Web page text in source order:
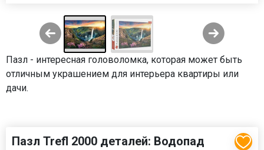
Пазл - интересная головоломка, которая может быть
отличным украшением для интерьера квартиры или
дачи.
Пазл Trefl 2000 деталей: Водопад